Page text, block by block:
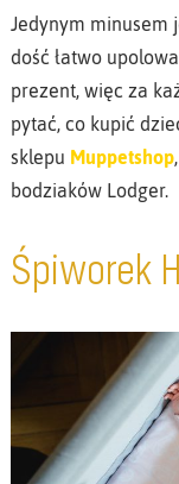
Jedynym minusem
dość łatwo
prezent, więc za
pytać, co kupić
sklepu Muppetshop
bodziaków Lodger.
Śpiworek